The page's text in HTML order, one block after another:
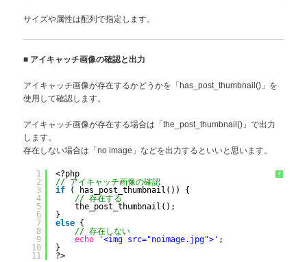
サイズや属性は配列で指定します。
■ アイキャッチ画像の確認と出力
アイキャッチ画像が存在するかどうかを「has_post_thumbnail()」を
使用して確認します。
アイキャッチ画像が存在する場合は「the_post_thumbnail()」で出力
します。
存在しない場合は「no image」などを出力するといいと思います。
?
1
2
3
4
5
6
7
8
9
10
11
<?php
// アイキャッチ画像の確認
if
( has_post_thumbnail()) {
// 存在する
the_post_thumbnail();
}
else {
// 存在しない
echo
'<img src="noimage.jpg">' ;
}
?>